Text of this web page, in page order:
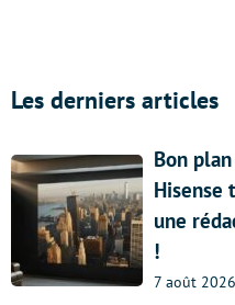
Les derniers articles
Bon
Hisense
une
!
7 août